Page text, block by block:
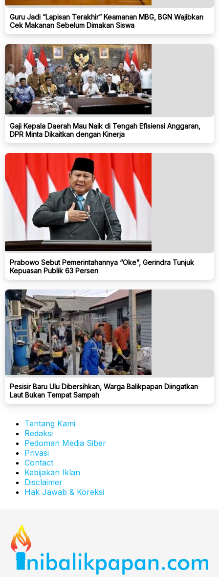
Guru Jadi “Lapisan Terakhir” Keamanan MBG, BGN Wajibkan
Cek Makanan Sebelum Dimakan Siswa
Gaji Kepala Daerah Mau Naik di Tengah Efisiensi Anggaran,
DPR Minta Dikaitkan dengan Kinerja
Prabowo Sebut Pemerintahannya “Oke”, Gerindra Tunjuk
Kepuasan Publik 63 Persen
Pesisir Baru Ulu Dibersihkan, Warga Balikpapan Diingatkan
Laut Bukan Tempat Sampah
Tentang Kami
Redaksi
Pedoman Media Siber
Privasi
Contact
Kebijakan Iklan
Disclaimer
Hak Jawab & Koreksi